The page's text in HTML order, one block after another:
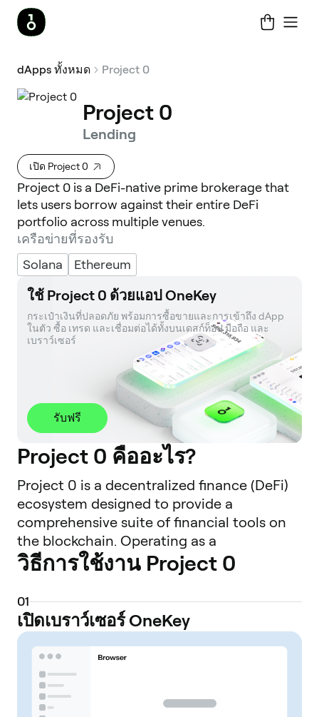
dApps ทั้งหมด Project 0
Project 0
Lending
เปิด Project 0
Project 0 is a DeFi-native prime brokerage that
lets users borrow against their entire DeFi
portfolio across multiple venues.
เครือข่ายที่รองรับ
Solana
Ethereum
ใช้ Project 0 ด้วยแอป OneKey
กระเป๋าเงินที่ปลอดภัย พร้อมการซื้อขายและการเข้าถึง dApp
ในตัว ซื้อ เทรด และเชื่อมต่อได้ทั้งบนเดสก์ท็อป มือถือ และ
เบราว์เซอร์
รับฟรี
Project 0 คืออะไร?
Project 0 is a decentralized finance (DeFi)
ecosystem designed to provide a
comprehensive suite of financial tools on
the blockchain. Operating as a
decentralized application (dapp), it
leverages smart contract technology to
enable users to interact with various
financial services without traditional
intermediaries. The core of the platform
includes a decentralized exchange (DEX)
based on an automated market maker
(AMM) model, allowing for efficient token
swaps and liquidity provision. Users can
วิธีการใช้งาน Project 0
01
เปิดเบราว์เซอร์ OneKey